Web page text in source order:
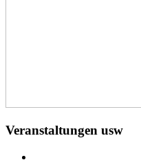
Veranstaltungen usw